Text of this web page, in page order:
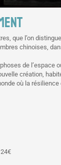
que l’on
chinoises,
de
création,
où la